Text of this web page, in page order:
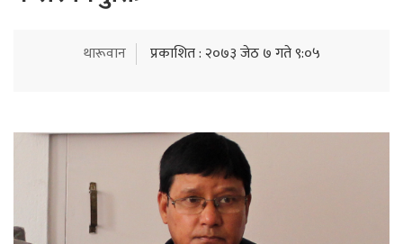
थारूवान प्रकाशित : २०७३ जेठ ७ गते ९:०५